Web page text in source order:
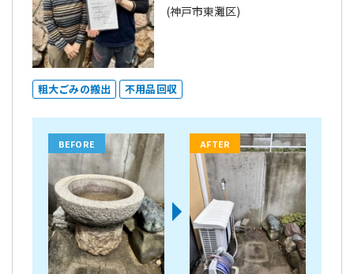
(神戸市東灘区)
粗大ごみの搬出 不用品回収
BEFORE AFTER